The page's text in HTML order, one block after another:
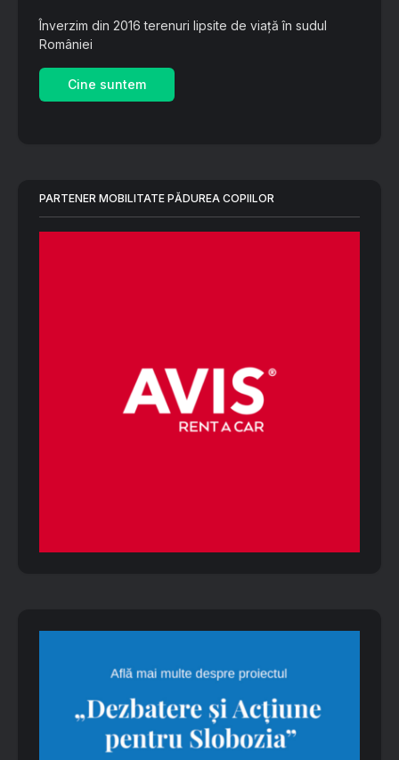
Înverzim din 2016 terenuri lipsite de viață în sudul
României
Cine suntem
PARTENER MOBILITATE PĂDUREA COPIILOR